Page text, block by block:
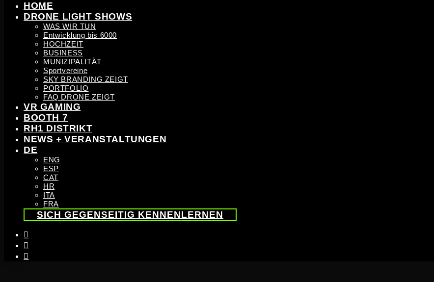
HOME
DRONE LIGHT SHOWS
WAS WIR TUN
Entwicklung bis 6000
HOCHZEIT
BUSINESS
MUNIZIPALITÄT
Sportvereine
SKY BRANDING ZEIGT
PORTFOLIO
FAQ DRONE ZEIGT
VR GAMING
BOOTH 7
RH1 DISTRIKT
NEWS + VERANSTALTUNGEN
DE
ENG
ESP
CAT
HR
ITA
FRA
SICH GEGENSEITIG KENNENLERNEN